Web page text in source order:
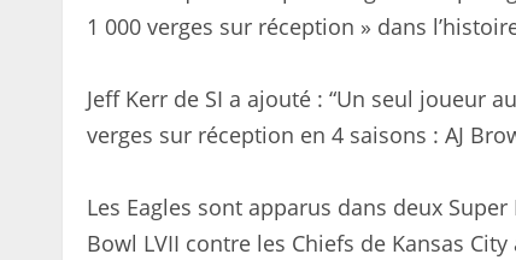
1 000 verges sur réception » dans
Jeff Kerr de SI a ajouté : “Un seul joueur
verges sur réception en 4 saisons : AJ
Les Eagles sont apparus dans deux
Bowl LVII contre les Chiefs de Kansas